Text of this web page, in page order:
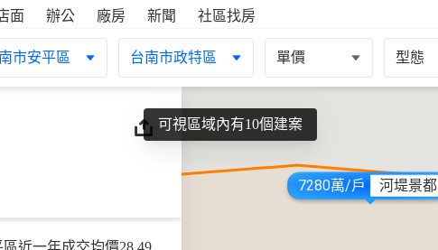
面 辦公 廠房 新聞 社區找房
市安平區 台南市政特區 單價 型態
7280萬/戶 河堤景都
近一年成交均價28.49
可視區域內有10個建案